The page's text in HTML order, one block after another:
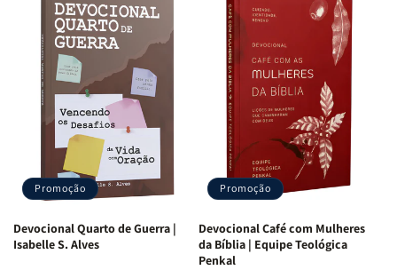
Promoção
Devocional Quarto de Guerra |
Isabelle S. Alves
Promoção
Devocional Café com Mulheres
da Bíblia | Equipe Teológica
Penkal